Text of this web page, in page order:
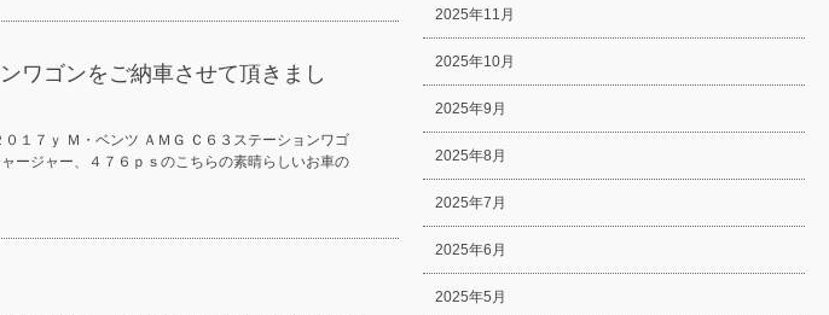
ワゴンをご納車させて頂きまし
１７ｙ Ｍ・ベンツ ＡＭＧ Ｃ６３ステーションワゴ
ージャー、４７６ｐｓのこちらの素晴らしいお車の
2025年11月
2025年10月
2025年9月
2025年8月
2025年7月
2025年6月
2025年5月